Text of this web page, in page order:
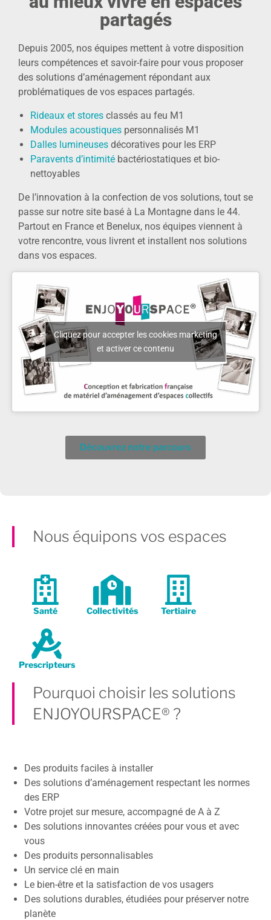
partagés
Depuis 2005, nos équipes mettent à votre disposition
leurs compétences et savoir-faire pour vous proposer
des solutions d’aménagement répondant aux
problématiques de vos espaces partagés.
Rideaux et stores classés au feu M1
Modules acoustiques personnalisés M1
Dalles lumineuses décoratives pour les ERP
Paravents d’intimité bactériostatiques et bio-
nettoyables
De l’innovation à la confection de vos solutions, tout se
passe sur notre site basé à La Montagne dans le 44.
Partout en France et Benelux, nos équipes viennent à
votre rencontre, vous livrent et installent nos solutions
dans vos espaces.
Cliquez pour accepter les cookies marketing
et activer ce contenu
Découvrez notre parcours
Nous équipons vos espaces
Santé Collectivités Tertiaire
Prescripteurs
Pourquoi choisir les solutions
ENJOYOURSPACE® ?
Des produits faciles à installer
Des solutions d’aménagement respectant les normes
des ERP
Votre projet sur mesure, accompagné de A à Z
Des solutions innovantes créées pour vous et avec
vous
Des produits personnalisables
Un service clé en main
Le bien-être et la satisfaction de vos usagers
Des solutions durables, étudiées pour préserver notre
planète